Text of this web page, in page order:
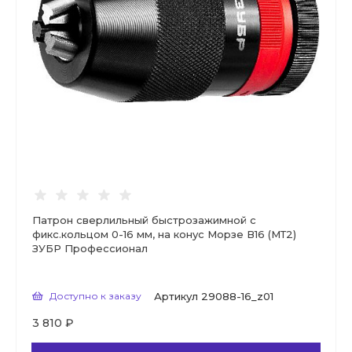
Патрон сверлильный быстрозажимной с
фикс.кольцом 0-16 мм, на конус Морзе В16 (МТ2)
ЗУБР Профессионал
Доступно к заказу Артикул 29088-16_z01
3 810 ₽